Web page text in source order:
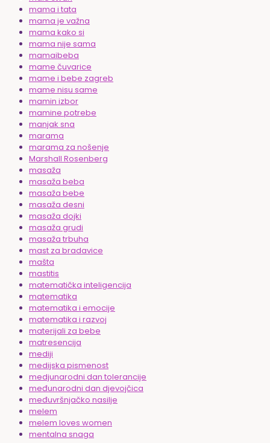
mama i tata
mama je važna
mama kako si
mama nije sama
mamaibeba
mame čuvarice
mame i bebe zagreb
mame nisu same
mamin izbor
mamine potrebe
manjak sna
marama
marama za nošenje
Marshall Rosenberg
masaža
masaža beba
masaža bebe
masaža desni
masaža dojki
masaža grudi
masaža trbuha
mast za bradavice
mašta
mastitis
matematička inteligencija
matematika
matematika i emocije
matematika i razvoj
materijali za bebe
matresencija
mediji
medijska pismenost
medjunarodni dan tolerancije
međunarodni dan djevojčica
međuvršnjačko nasilje
melem
melem loves women
mentalna snaga